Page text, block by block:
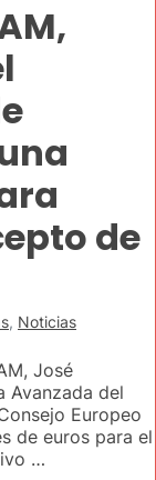
de
, Noticias
José
Avanzada del
Europeo
de euros para el
…